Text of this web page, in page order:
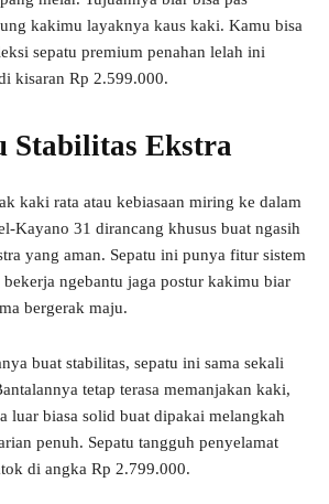
kakimu layaknya kaus kaki. Kamu bisa
sepatu premium penahan lelah ini
kisaran Rp 2.599.000.
Ekstra
kaki rata atau kebiasaan miring ke dalam
Kayano 31 dirancang khusus buat ngasih
yang aman. Sepatu ini punya fitur sistem
ngebantu jaga postur kakimu biar
bergerak maju.
buat stabilitas, sepatu ini sama sekali
tetap terasa memanjakan kaki,
luar biasa solid buat dipakai melangkah
penuh. Sepatu tangguh penyelamat
di angka Rp 2.799.000.